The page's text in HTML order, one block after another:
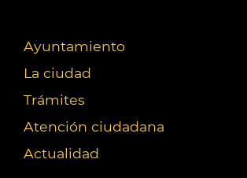
Ayuntamiento
La ciudad
Trámites
Atención ciudadana
Actualidad